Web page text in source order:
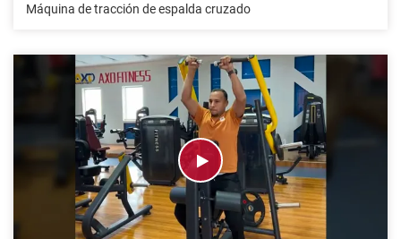
Máquina de tracción de espalda cruzado